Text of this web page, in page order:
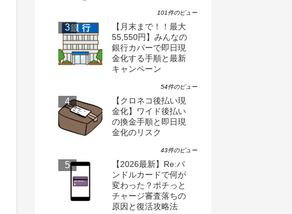
101件のビュー
【月末まで！！最大
55,550円】みんなの
銀行カバーで即日現
金化する手順と最新
キャンペーン
54件のビュー
【クロネコ後払い現
金化】ワイド後払い
の換金手順と即日現
金化のリスク
43件のビュー
【2026最新】Re:バ
ンドルカードで何が
変わった？ポチっと
チャージ審査落ちの
原因と復活攻略法